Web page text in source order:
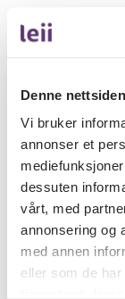
Denne
Vi bruker
annonser et
dessuten
vårt, med
annonsering og
med annen
eller som de